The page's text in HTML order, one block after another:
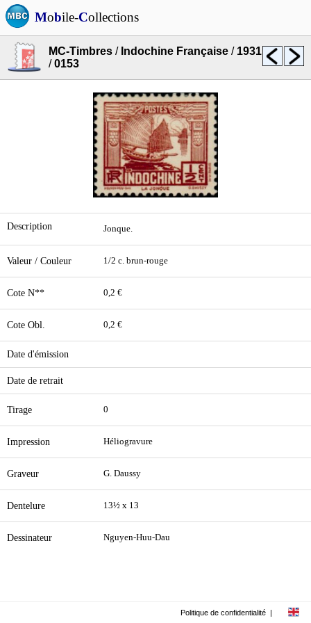
Mobile-Collections
MC-Timbres / Indochine Française / 1931
/0153
Description Jonque.
Valeur / Couleur 1/2 c. brun-rouge
Cote N** 0,2 €
Cote Obl. 0,2 €
Date d'émission
Date de retrait
Tirage 0
Impression Héliogravure
Graveur G. Daussy
Dentelure 13½ x 13
Dessinateur Nguyen-Huu-Dau
Politique de confidentialité |